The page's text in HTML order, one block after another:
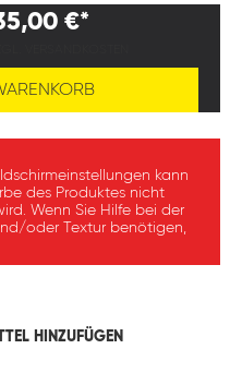
€*
kann
des Produktes nicht
Wenn Sie Hilfe bei der
oder Textur benötigen,
HINZUFÜGEN